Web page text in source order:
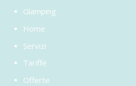
Glamping
Home
Servizi
Tariffe
Offerte